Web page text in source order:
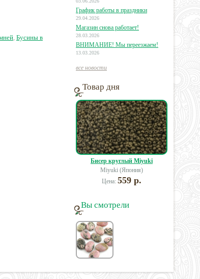
27 руб. 35 руб.
, Бусины в
График работы в праздники
29.04.2026
Магазин снова работает!
28.03.2026
ВНИМАНИЕ! Мы переезжаем!
13.03.2026
все новости
Товар дня
Бисер круглый Miyuki
Miyuki (Япония)
Цена: 559 р.
Вы смотрели